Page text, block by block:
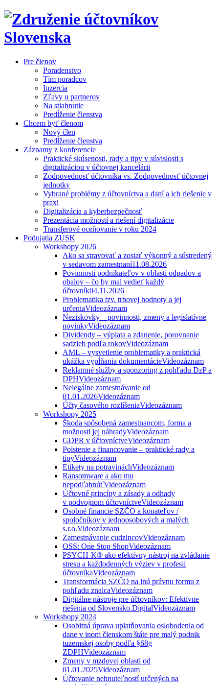
Pre členov
Poradenstvo
Tím poradcov
Inzercia
Zľavy u partnerov
Na stiahnutie
Predĺženie členstva
Chcem byť členom
Nový člen
Predĺženie členstva
Záznamy z konferencie
Praktické skúsenosti, rady a tipy v súvislosti s
digitalizáciou v účtovnej kancelárii
Zodpovednosť účtovníka vs. Zodpovednosť účtovnej
jednotky
Vybrané problémy z účtovníctva a daní a ich riešenie v
praxi
Digitalizácia a kyberbezpečnosť
Prezentácia možností a riešení digitalizácie
Transferové oceňovanie v roku 2024
Podujatia ZÚSK
Workshopy 2026
Ako sa stravovať a zostať výkonný a sústredený
v sedavom zamestnaní11.08.2026
Povinnosti podnikateľov v oblasti odpadov a
obalov – čo by mal vedieť každý
účtovník04.11.2026
Problematika tzv. trhovej hodnoty a jej
určeniaVideozáznam
Neziskovky – povinnosti, zmeny a legislatívne
novinkyVideozáznam
Dividendy – výplata a zdanenie, porovnanie
sadzieb podľa rokovVideozáznam
AML – vysvetlenie problematiky a praktická
ukážka vypĺňania dokumentácieVideozáznam
Reklamné služby a sponzoring z pohľadu DzP a
DPHVideozáznam
Nelegálne zamestnávanie od
01.01.2026Videozáznam
Účty časového rozlíšeniaVideozáznam
Workshopy 2025
Škoda spôsobená zamestnancom, forma a
možnosti jej náhradyVideozáznam
GDPR v účtovníctveVideozáznam
Poistenie a financovanie – praktické rady a
tipyVideozáznam
Etikety na potravináchVideozáznam
Ransomware a ako mu
nepodľahnúťVideozáznam
Účtovné princípy a zásady a odhady
v podvojnom účtovníctveVideozáznam
Osobné financie SZČO a konateľov /
spoločníkov v jednoosobových a malých
s.r.o.Videozáznam
Zamestnávanie cudzincovVideozáznam
OSS: One Stop ShopVideozáznam
PSYCH-K® ako efektívny nástroj na zvládanie
stresu a každodenných výziev v profesii
účtovníkaVideozáznam
Transformácia SZČO na inú právnu formu z
pohľadu znalcaVideozáznam
Digitálne nástroje pre účtovníkov: Efektívne
riešenia od Slovensko.DigitalVideozáznam
Workshopy 2024
Osobitná úprava uplatňovania oslobodenia od
dane v inom členskom štáte pre malý podnik
tuzemskej osoby podľa §68g
ZDPHVideozáznam
Zmeny v mzdovej oblasti od
01.01.2025Videozáznam
Účtovanie nehnuteľností určených na